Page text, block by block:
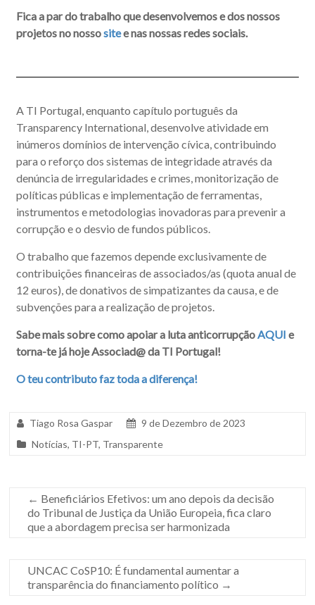
Fica a par do trabalho que desenvolvemos e dos nossos
projetos no nossositee nas nossas redes sociais.
A TI Portugal, enquanto capítulo português da
Transparency International, desenvolve atividade em
inúmeros domínios de intervenção cívica, contribuindo
para o reforço dos sistemas de integridade através da
denúncia de irregularidades e crimes, monitorização de
políticas públicas e implementação de ferramentas,
instrumentos e metodologias inovadoras para prevenir a
corrupção e o desvio de fundos públicos.
O trabalho que fazemos depende exclusivamente de
contribuições financeiras de associados/as (quota anual de
12 euros), de donativos de simpatizantes da causa, e de
subvenções para a realização de projetos.
Sabe mais sobre como apoiar a luta anticorrupçãoAQUI e
torna-te já hoje Associad@ da TI Portugal!
O teu contributo faz toda a diferença!
Tiago Rosa Gaspar
9 de Dezembro de 2023
Notícias, TI-PT, Transparente
← Beneficiários Efetivos: um ano depois da decisão
do Tribunal de Justiça da União Europeia, fica claro
que a abordagem precisa ser harmonizada
UNCAC CoSP10: É fundamental aumentar a
transparência do financiamento político →